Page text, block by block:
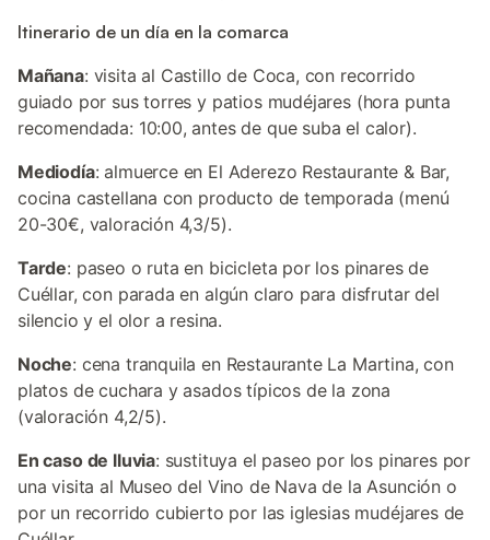
Itinerario de un día en la comarca
Mañana: visita al Castillo de Coca, con recorrido
guiado por sus torres y patios mudéjares (hora punta
recomendada: 10:00, antes de que suba el calor).
Mediodía: almuerce en El Aderezo Restaurante & Bar,
cocina castellana con producto de temporada (menú
20-30€, valoración 4,3/5).
Tarde: paseo o ruta en bicicleta por los pinares de
Cuéllar, con parada en algún claro para disfrutar del
silencio y el olor a resina.
Noche: cena tranquila en Restaurante La Martina, con
platos de cuchara y asados típicos de la zona
(valoración 4,2/5).
En caso de lluvia: sustituya el paseo por los pinares por
una visita al Museo del Vino de Nava de la Asunción o
por un recorrido cubierto por las iglesias mudéjares de